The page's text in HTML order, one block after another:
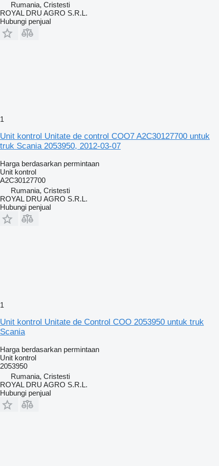
Rumania, Cristesti
ROYAL DRU AGRO S.R.L.
Hubungi penjual
1
Unit kontrol Unitate de control COO7 A2C30127700 untuk
truk Scania 2053950, 2012-03-07
Harga berdasarkan permintaan
Unit kontrol
A2C30127700
Rumania, Cristesti
ROYAL DRU AGRO S.R.L.
Hubungi penjual
1
Unit kontrol Unitate de Control COO 2053950 untuk truk
Scania
Harga berdasarkan permintaan
Unit kontrol
2053950
Rumania, Cristesti
ROYAL DRU AGRO S.R.L.
Hubungi penjual